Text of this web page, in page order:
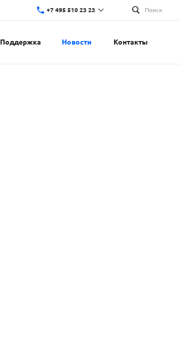
+7 495 510 23 23 Поиск
Поддержка Новости Контакты